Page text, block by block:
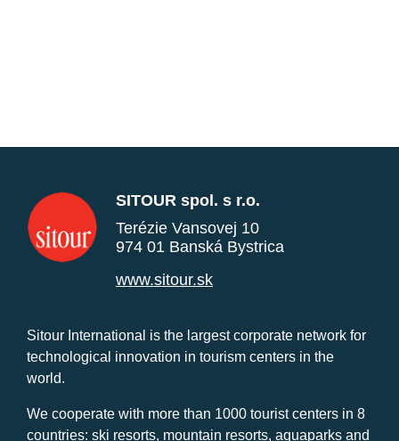
SITOUR spol. s r.o.
Terézie Vansovej 10
974 01 Banská Bystrica
www.sitour.sk
Sitour International is the largest corporate network for
technological innovation in tourism centers in the
world.
We cooperate with more than 1000 tourist centers in 8
countries: ski resorts, mountain resorts, aquaparks and